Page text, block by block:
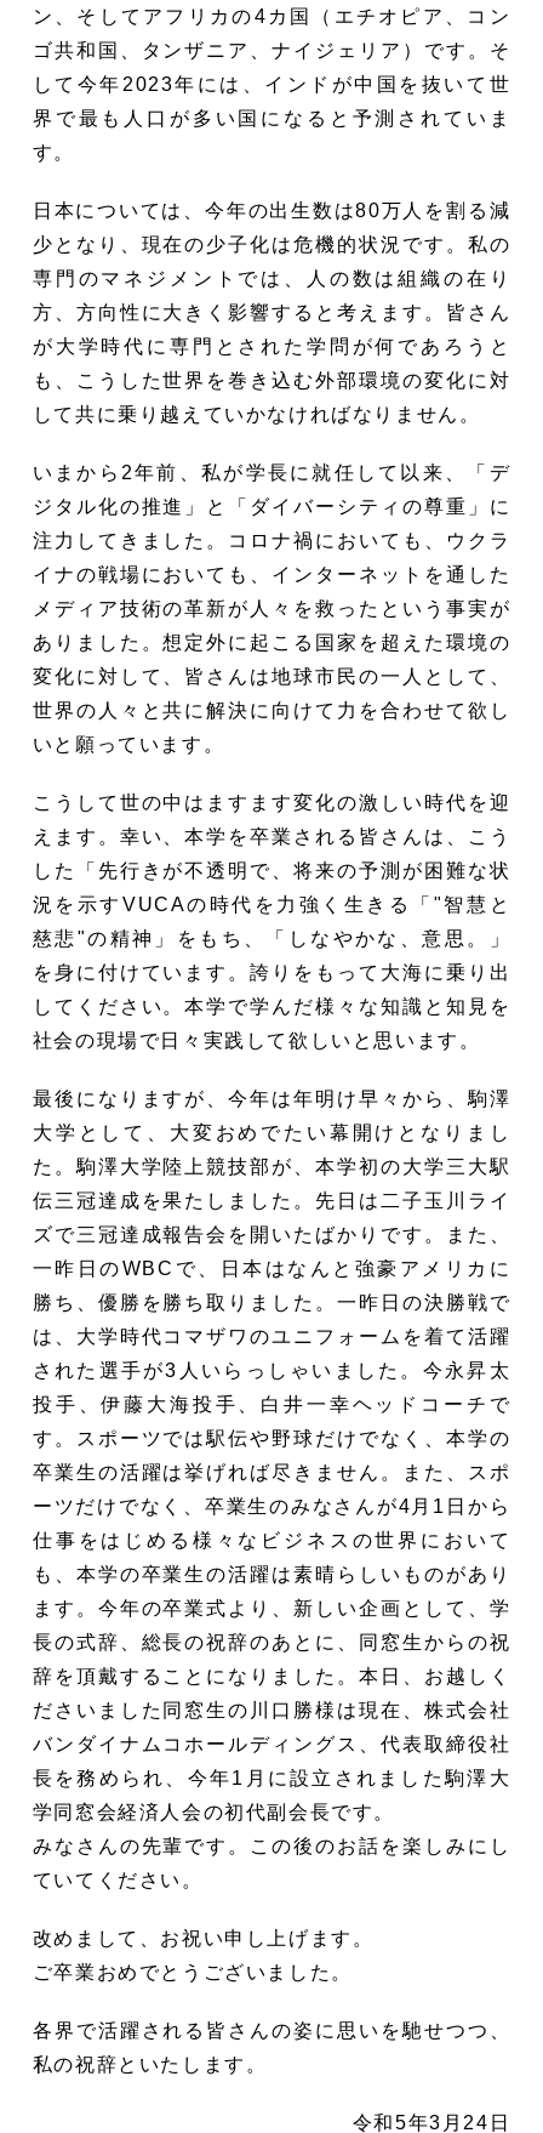
ン、そしてアフリカの4カ国（エチオピア、コン
ゴ共和国、タンザニア、ナイジェリア）です。そ
して今年2023年には、インドが中国を抜いて世
界で最も人口が多い国になると予測されていま
す。
日本については、今年の出生数は80万人を割る減
少となり、現在の少子化は危機的状況です。私の
専門のマネジメントでは、人の数は組織の在り
方、方向性に大きく影響すると考えます。皆さん
が大学時代に専門とされた学問が何であろうと
も、こうした世界を巻き込む外部環境の変化に対
して共に乗り越えていかなければなりません。
いまから2年前、私が学長に就任して以来、「デ
ジタル化の推進」と「ダイバーシティの尊重」に
注力してきました。コロナ禍においても、ウクラ
イナの戦場においても、インターネットを通した
メディア技術の革新が人々を救ったという事実が
ありました。想定外に起こる国家を超えた環境の
変化に対して、皆さんは地球市民の一人として、
世界の人々と共に解決に向けて力を合わせて欲し
いと願っています。
こうして世の中はますます変化の激しい時代を迎
えます。幸い、本学を卒業される皆さんは、こう
した「先行きが不透明で、将来の予測が困難な状
況を示すVUCAの時代を力強く生きる「"智慧と
慈悲"の精神」をもち、「しなやかな、意思。」
を身に付けています。誇りをもって大海に乗り出
してください。本学で学んだ様々な知識と知見を
社会の現場で日々実践して欲しいと思います。
最後になりますが、今年は年明け早々から、駒澤
大学として、大変おめでたい幕開けとなりまし
た。駒澤大学陸上競技部が、本学初の大学三大駅
伝三冠達成を果たしました。先日は二子玉川ライ
ズで三冠達成報告会を開いたばかりです。また、
一昨日のWBCで、日本はなんと強豪アメリカに
勝ち、優勝を勝ち取りました。一昨日の決勝戦で
は、大学時代コマザワのユニフォームを着て活躍
された選手が3人いらっしゃいました。今永昇太
投手、伊藤大海投手、白井一幸ヘッドコーチで
す。スポーツでは駅伝や野球だけでなく、本学の
卒業生の活躍は挙げれば尽きません。また、スポ
ーツだけでなく、卒業生のみなさんが4月1日から
仕事をはじめる様々なビジネスの世界において
も、本学の卒業生の活躍は素晴らしいものがあり
ます。今年の卒業式より、新しい企画として、学
長の式辞、総長の祝辞のあとに、同窓生からの祝
辞を頂戴することになりました。本日、お越しく
ださいました同窓生の川口勝様は現在、株式会社
バンダイナムコホールディングス、代表取締役社
長を務められ、今年1月に設立されました駒澤大
学同窓会経済人会の初代副会長です。
みなさんの先輩です。この後のお話を楽しみにし
ていてください。
改めまして、お祝い申し上げます。
ご卒業おめでとうございました。
各界で活躍される皆さんの姿に思いを馳せつつ、
私の祝辞といたします。
令和5年3月24日